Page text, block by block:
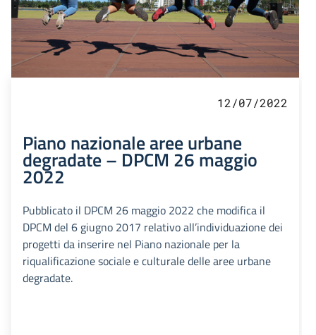
12/07/2022
Piano nazionale aree urbane
degradate – DPCM 26 maggio
2022
Pubblicato il DPCM 26 maggio 2022 che modifica il
DPCM del 6 giugno 2017 relativo all’individuazione dei
progetti da inserire nel Piano nazionale per la
riqualificazione sociale e culturale delle aree urbane
degradate.